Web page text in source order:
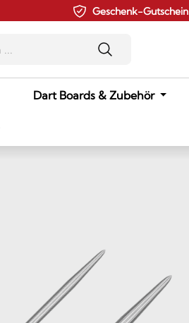
Geschenk-Gutschein
Dart Boards & Zubehör